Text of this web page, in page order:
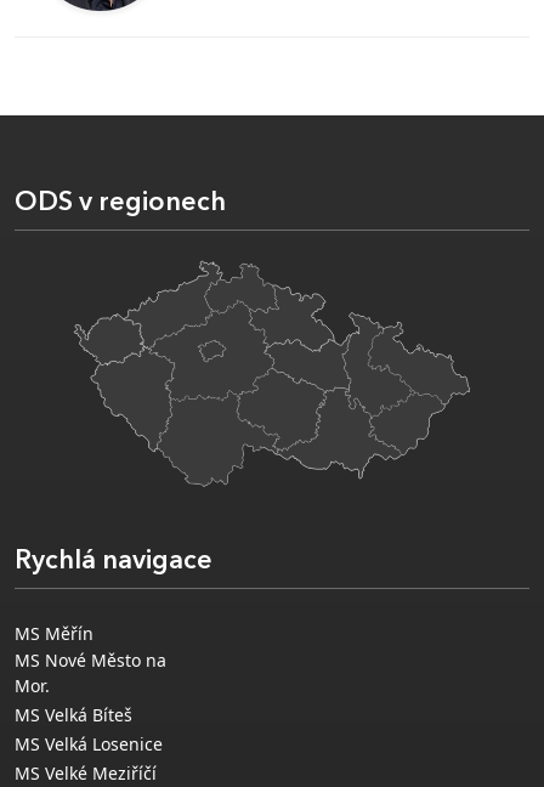
ODS v regionech
Rychlá navigace
MS Měřín
MS Nové Město na
Mor.
MS Velká Bíteš
MS Velká Losenice
MS Velké Meziříčí